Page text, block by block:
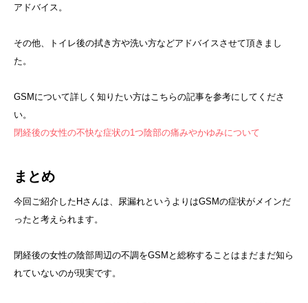
アドバイス。
その他、トイレ後の拭き方や洗い方などアドバイスさせて頂きまし
た。
GSMについて詳しく知りたい方はこちらの記事を参考にしてくださ
い。
閉経後の女性の不快な症状の1つ陰部の痛みやかゆみについて
まとめ
今回ご紹介したHさんは、尿漏れというよりはGSMの症状がメインだ
ったと考えられます。
閉経後の女性の陰部周辺の不調をGSMと総称することはまだまだ知ら
れていないのが現実です。